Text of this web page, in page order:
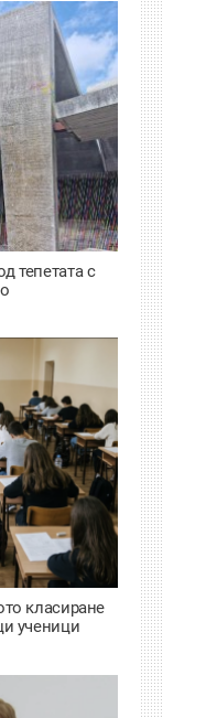
тепетата с
класиране
ученици
желание